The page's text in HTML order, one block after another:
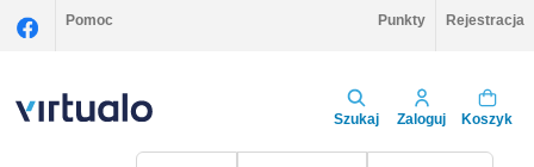
Pomoc Punkty Rejestracja
Szukaj Zaloguj Koszyk